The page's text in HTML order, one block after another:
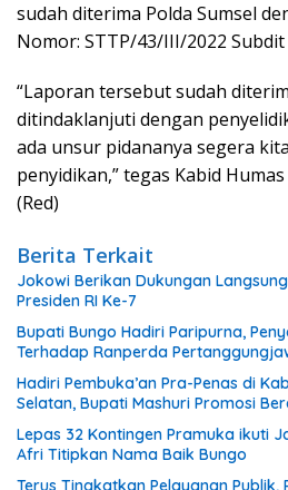
sudah diterima Polda Sumsel
Nomor: STTP/43/III/2022
“Laporan tersebut sudah
ditindaklanjuti dengan
ada unsur pidananya segera
penyidikan,” tegas Kabid
(Red)
Berita Terkait
Jokowi Berikan Dukungan
Presiden RI Ke-7
Bupati Bungo Hadiri Paripurna,
Terhadap Ranperda
Hadiri Pembuka’an Pra-Penas di
Selatan, Bupati Mashuri Promosi
Lepas 32 Kontingen Pramuka ikuti
Afri Titipkan Nama Baik Bungo
Terus Tingkatkan Pelayanan